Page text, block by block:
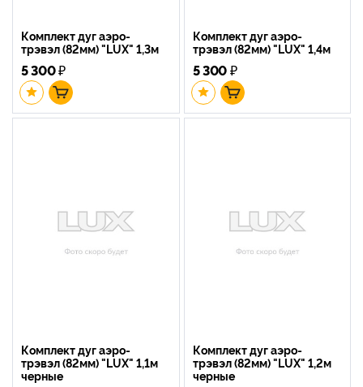
Комплект дуг аэро-
трэвэл (82мм) "LUX" 1,3м
5 300₽
Комплект дуг аэро-
трэвэл (82мм) "LUX" 1,4м
5 300₽
Комплект дуг аэро-
трэвэл (82мм) "LUX" 1,1м
черные
Комплект дуг аэро-
трэвэл (82мм) "LUX" 1,2м
черные